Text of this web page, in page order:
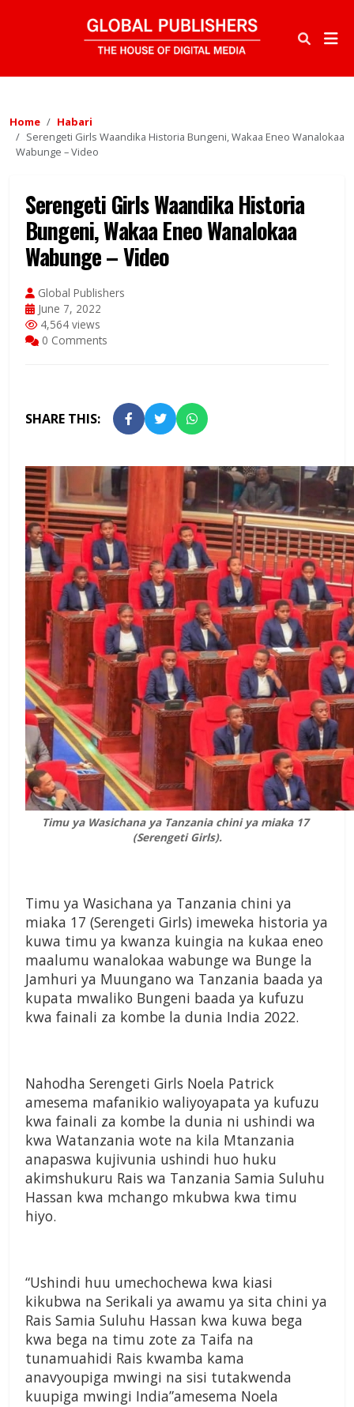
Home
Habari
Serengeti Girls Waandika Historia Bungeni, Wakaa Eneo Wanalokaa
Wabunge – Video
Serengeti Girls Waandika Historia
Bungeni, Wakaa Eneo Wanalokaa
Wabunge – Video
Global Publishers
June 7, 2022
4,564 views
0 Comments
SHARE THIS:
Timu ya Wasichana ya Tanzania chini ya miaka 17
(Serengeti Girls).
Timu ya Wasichana ya Tanzania chini ya
miaka 17 (Serengeti Girls) imeweka historia ya
kuwa timu ya kwanza kuingia na kukaa eneo
maalumu wanalokaa wabunge wa Bunge la
Jamhuri ya Muungano wa Tanzania baada ya
kupata mwaliko Bungeni baada ya kufuzu
kwa fainali za kombe la dunia India 2022.
Nahodha Serengeti Girls Noela Patrick
amesema mafanikio waliyoyapata ya kufuzu
kwa fainali za kombe la dunia ni ushindi wa
kwa Watanzania wote na kila Mtanzania
anapaswa kujivunia ushindi huo huku
akimshukuru Rais wa Tanzania Samia Suluhu
Hassan kwa mchango mkubwa kwa timu
hiyo.
“Ushindi huu umechochewa kwa kiasi
kikubwa na Serikali ya awamu ya sita chini ya
Rais Samia Suluhu Hassan kwa kuwa bega
kwa bega na timu zote za Taifa na
tunamuahidi Rais kwamba kama
anavyoupiga mwingi na sisi tutakwenda
kuupiga mwingi India”amesema Noela